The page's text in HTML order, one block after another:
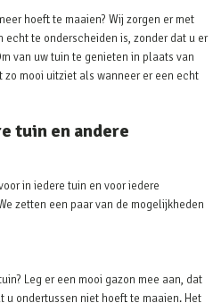
hoeft te maaien? Wij zorgen er met
echt te onderscheiden is, zonder dat u er
van uw tuin te genieten in plaats van
mooi uitziet als wanneer er een echt
tuin en andere
in iedere tuin en voor iedere
zetten een paar van de mogelijkheden
Leg er een mooi gazon mee aan, dat
u ondertussen niet hoeft te maaien. Het